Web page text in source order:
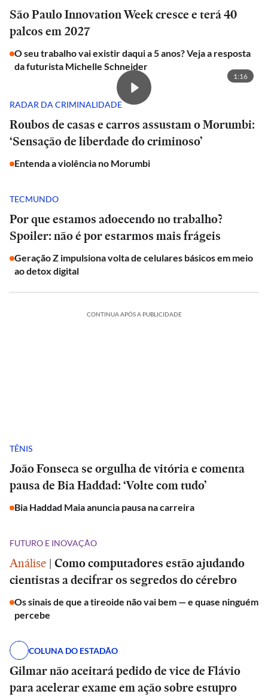
São Paulo Innovation Week cresce e terá 40
palcos em 2027
O seu trabalho vai existir daqui a 5 anos? Veja a resposta
da futurista Michelle Schneider
1:16
RADAR DA CRIMINALIDADE
Roubos de casas e carros assustam o Morumbi:
‘Sensação de liberdade do criminoso’
Entenda a violência no Morumbi
TECMUNDO
Por que estamos adoecendo no trabalho?
Spoiler: não é por estarmos mais frágeis
Geração Z impulsiona volta de celulares básicos em meio
ao detox digital
CONTINUA APÓS A PUBLICIDADE
TÊNIS
João Fonseca se orgulha de vitória e comenta
pausa de Bia Haddad: ‘Volte com tudo’
Bia Haddad Maia anuncia pausa na carreira
FUTURO E INOVAÇÃO
Análise | Como computadores estão ajudando
cientistas a decifrar os segredos do cérebro
Os sinais de que a tireoide não vai bem — e quase ninguém
percebe
COLUNA DO ESTADÃO
Gilmar não aceitará pedido de vice de Flávio
para acelerar exame em ação sobre estupro